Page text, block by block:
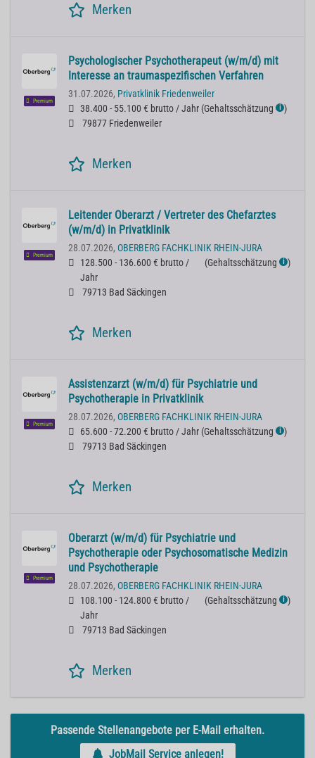
Merken
Premium
Psychologischer Psychotherapeut (w/m/d) mit
Interesse an traumaspezifischen Verfahren
31.07.2026, Privatklinik Friedenweiler
38.400 - 55.100 € brutto / Jahr (Gehaltsschätzung ℹ )
79877 Friedenweiler
Merken
Premium
Leitender Oberarzt / Vertreter des Chefarztes
(w/m/d) in Privatklinik
28.07.2026, OBERBERG FACHKLINIK RHEIN-JURA
128.500 - 136.600 € brutto /
Jahr
(Gehaltsschätzung ℹ )
79713 Bad Säckingen
Merken
Premium
Assistenzarzt (w/m/d) für Psychiatrie und
Psychotherapie in Privatklinik
28.07.2026, OBERBERG FACHKLINIK RHEIN-JURA
65.600 - 72.200 € brutto / Jahr (Gehaltsschätzung ℹ )
79713 Bad Säckingen
Merken
Premium
Oberarzt (w/m/d) für Psychiatrie und
Psychotherapie oder Psychosomatische Medizin
und Psychotherapie
28.07.2026, OBERBERG FACHKLINIK RHEIN-JURA
108.100 - 124.800 € brutto /
Jahr
(Gehaltsschätzung ℹ )
79713 Bad Säckingen
Merken
Passende Stellenangebote per E-Mail erhalten.
JobMail Service anlegen!